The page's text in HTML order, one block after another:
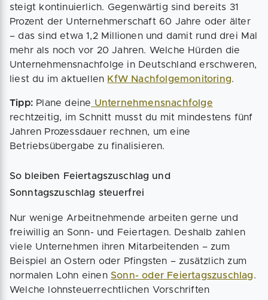
steigt kontinuierlich. Gegenwärtig sind bereits 31
Prozent der Unternehmerschaft 60 Jahre oder älter
– das sind etwa 1,2 Millionen und damit rund drei Mal
mehr als noch vor 20 Jahren. Welche Hürden die
Unternehmensnachfolge in Deutschland erschweren,
liest du im aktuellen KfW Nachfolgemonitoring.
Tipp: Plane deine Unternehmensnachfolge
rechtzeitig, im Schnitt musst du mit mindestens fünf
Jahren Prozessdauer rechnen, um eine
Betriebsübergabe zu finalisieren.
So bleiben Feiertagszuschlag und
Sonntagszuschlag steuerfrei
Nur wenige Arbeitnehmende arbeiten gerne und
freiwillig an Sonn- und Feiertagen. Deshalb zahlen
viele Unternehmen ihren Mitarbeitenden – zum
Beispiel an Ostern oder Pfingsten – zusätzlich zum
normalen Lohn einen Sonn- oder Feiertagszuschlag.
Welche lohnsteuerrechtlichen Vorschriften